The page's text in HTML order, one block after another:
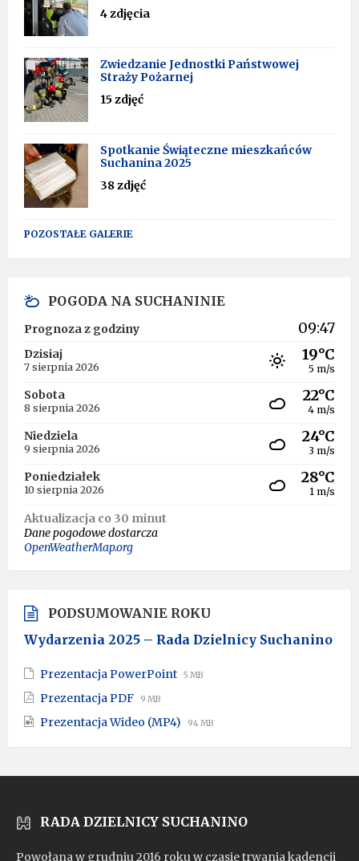
4 zdjęcia
Zwiedzanie Jednostki Państwowej
Straży Pożarnej
15 zdjęć
Spotkanie Świąteczne mieszkańców
Suchanina 2025
38 zdjęć
POZOSTAŁE GALERIE
POGODA NA SUCHANINIE
Prognoza z godziny 09:47
Dzisiaj
7 sierpnia 2026
19°C
5 m/s
Sobota
8 sierpnia 2026
22°C
4 m/s
Niedziela
9 sierpnia 2026
24°C
3 m/s
Poniedziałek
10 sierpnia 2026
28°C
1 m/s
Aktualizacja co 30 minut
Dane pogodowe dostarcza
OpenWeatherMap.org
PODSUMOWANIE ROKU
Wydarzenia 2025 – Rada Dzielnicy Suchanino
Prezentacja PowerPoint File
File
5 MB
Prezentacja PDF File
pdf
File
9 MB
Prezentacja Wideo (MP4) File
mp4
File
94 MB
RADA DZIELNICY SUCHANINO
Powołana w grudniu 2016 roku w czasie trwania kadencji